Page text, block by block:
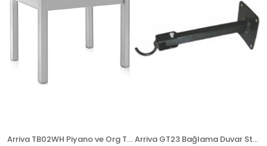
Arriva TB02WH Piyano ve Org Taburesi Arriva GT23 Bağlama Duvar Standı ( Bağlama Askısı )